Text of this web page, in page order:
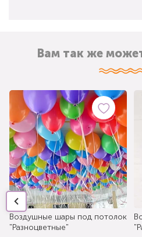
Вам так же
Воздушные шары под потолок
"Разноцветные"